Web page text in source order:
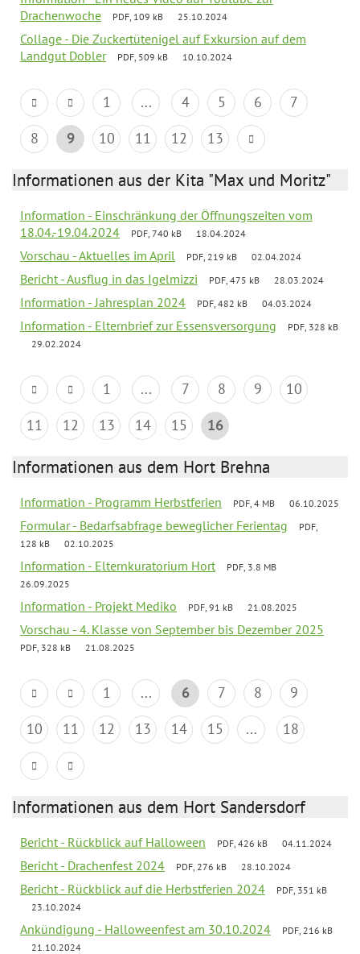
Drachenwoche
PDF, 109 kB 25.10.2024
Collage - Die Zuckertütenigel auf Exkursion auf dem
Landgut Dobler
PDF, 509 kB 10.10.2024
1 ... 4 5 6
7
8
9 10 11 12 13
Informationen aus der Kita "Max und Moritz"
Information - Einschränkung der Öffnungszeiten vom
18.04.-19.04.2024
PDF, 740 kB 18.04.2024
Vorschau - Aktuelles im April PDF, 219 kB 02.04.2024
Bericht - Ausflug in das Igelmizzi PDF, 475 kB 28.03.2024
Information - Jahresplan 2024 PDF, 482 kB 04.03.2024
Information - Elternbrief zur Essensversorgung
PDF, 328 kB
29.02.2024
1 ... 7 8 9
10
11
12 13 14 15 16
Informationen aus dem Hort Brehna
Information - Programm Herbstferien PDF, 4 MB 06.10.2025
Formular - Bedarfsabfrage beweglicher Ferientag
PDF,
128 kB
02.10.2025
Information - Elternkuratorium Hort
PDF, 3.8 MB
26.09.2025
Information - Projekt Mediko PDF, 91 kB 21.08.2025
Vorschau - 4. Klasse von September bis Dezember 2025
PDF, 328 kB 21.08.2025
1 ... 6 7 8
9
10
11 12 13 14 15 ... 18
Informationen aus dem Hort Sandersdorf
Bericht - Rückblick auf Halloween PDF, 426 kB 04.11.2024
Bericht - Drachenfest 2024 PDF, 276 kB 28.10.2024
Bericht - Rückblick auf die Herbstferien 2024
PDF, 351 kB
23.10.2024
Ankündigung - Halloweenfest am 30.10.2024
PDF, 216 kB
21.10.2024